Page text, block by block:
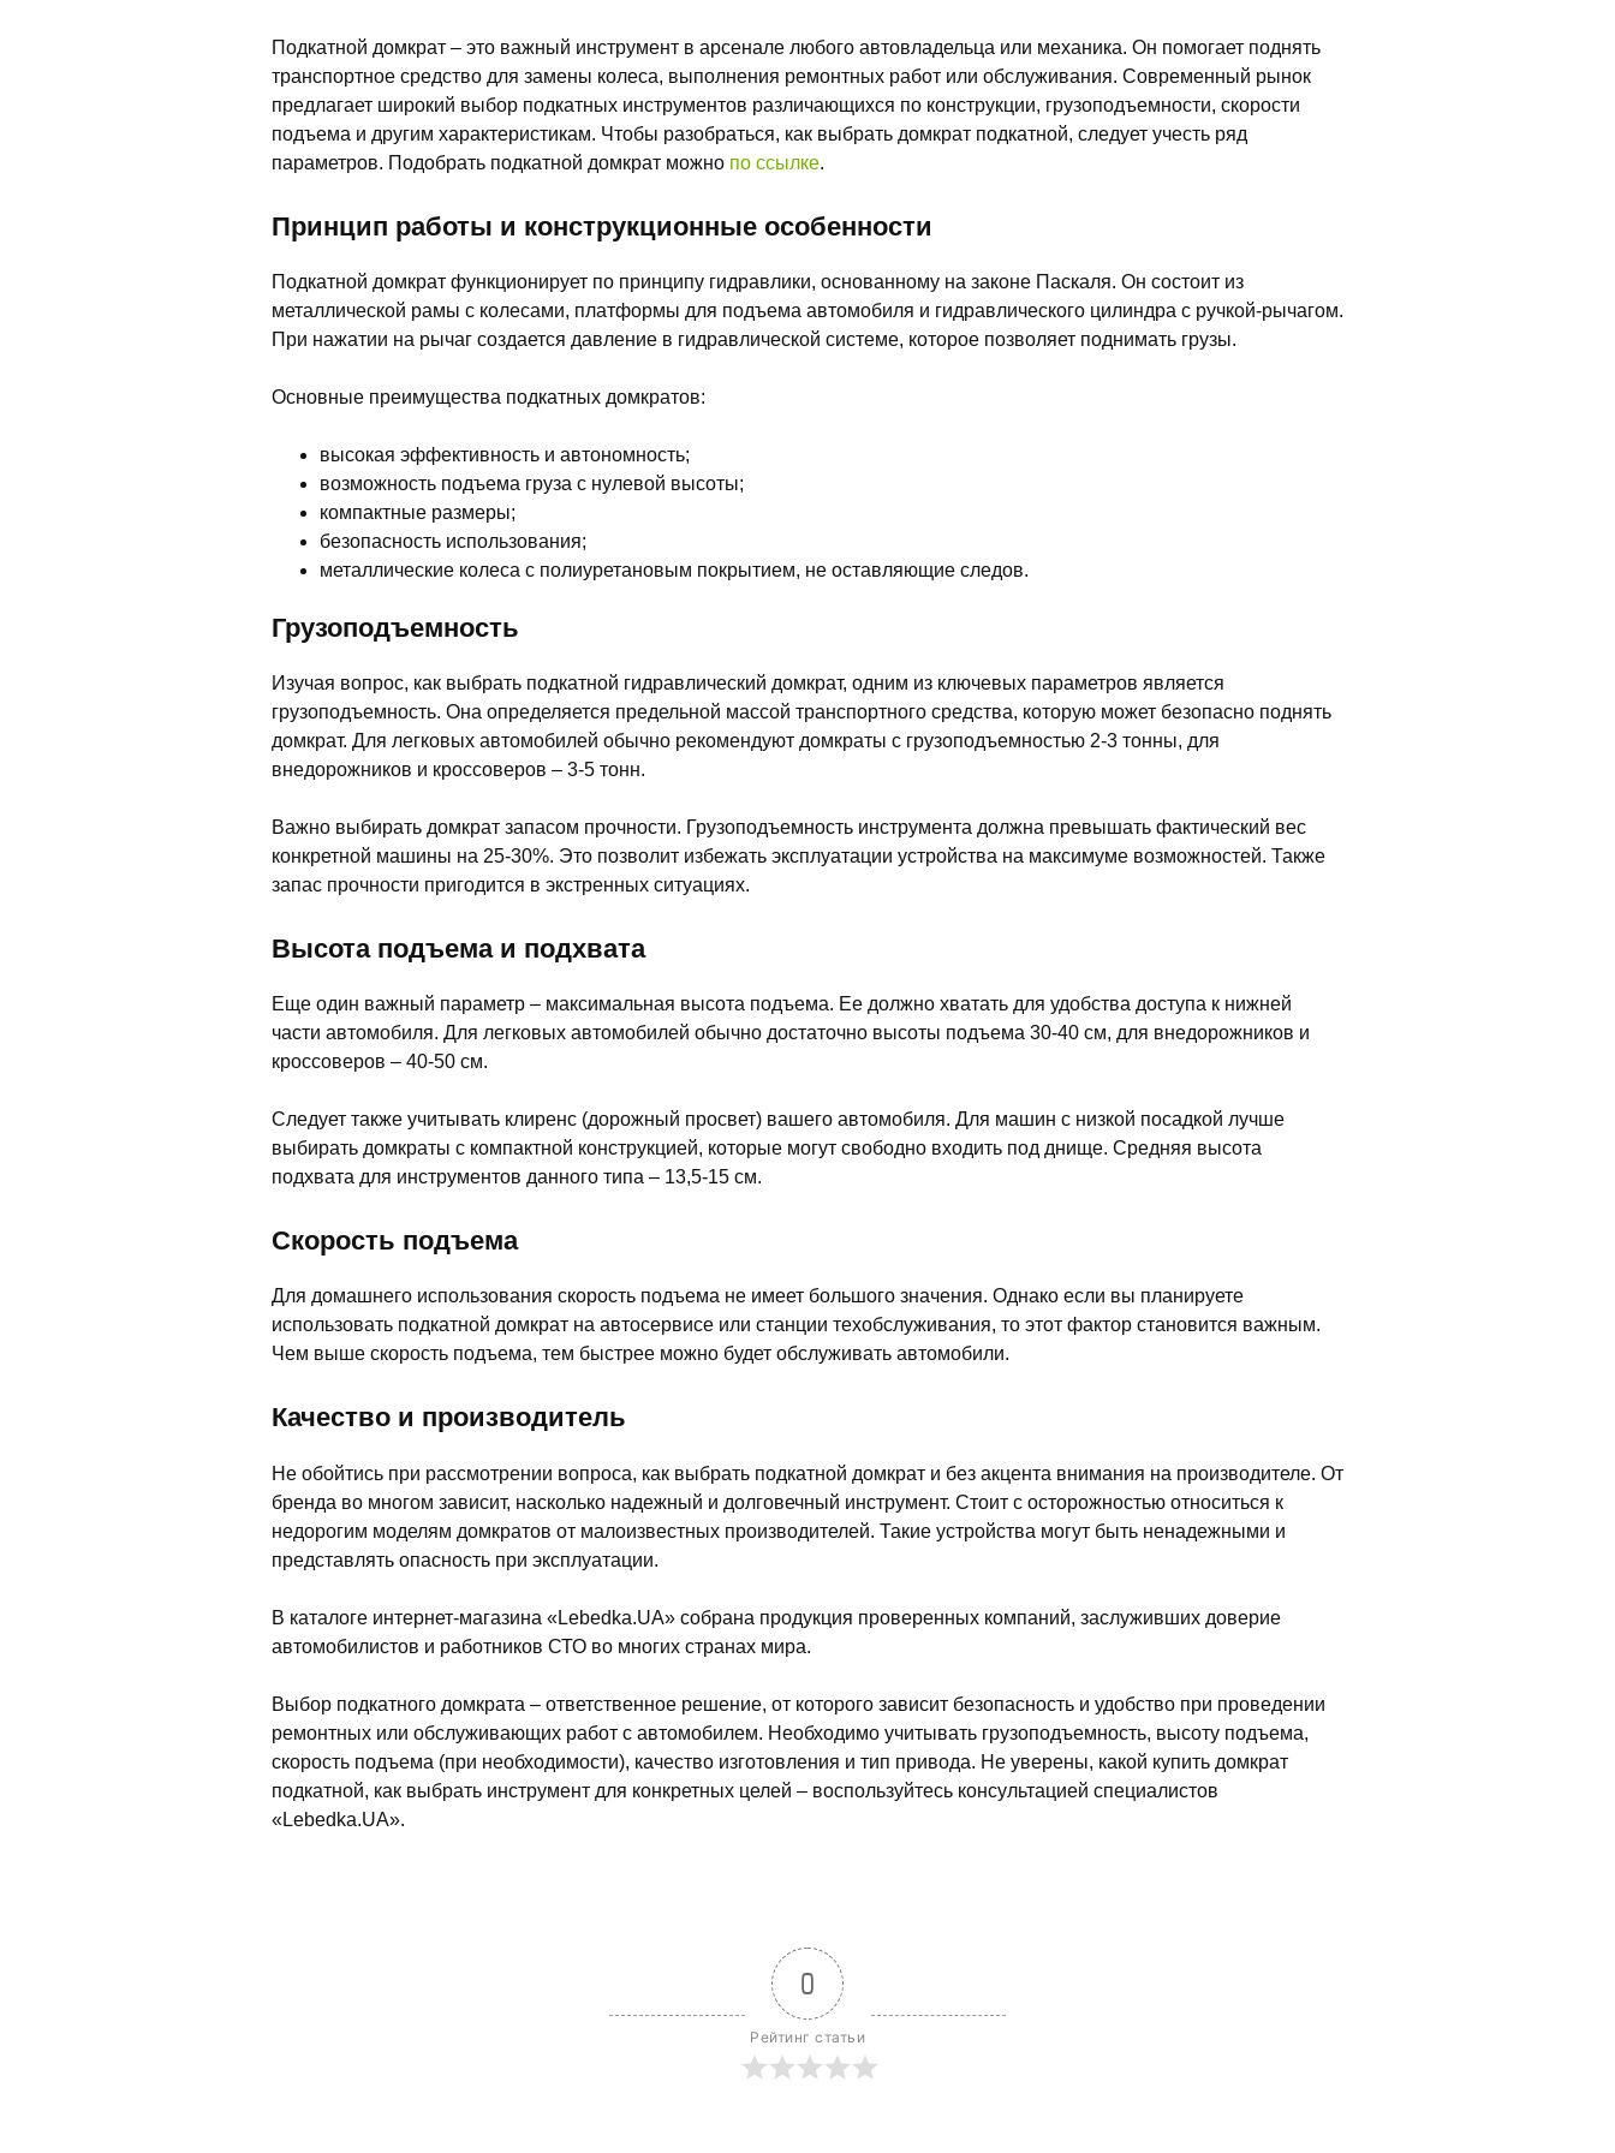
Подкатной домкрат – это важный инструмент в арсенале любого автовладельца или механика. Он помогает поднять
транспортное средство для замены колеса, выполнения ремонтных работ или обслуживания. Современный рынок
предлагает широкий выбор подкатных инструментов различающихся по конструкции, грузоподъемности, скорости
подъема и другим характеристикам. Чтобы разобраться, как выбрать домкрат подкатной, следует учесть ряд
параметров. Подобрать подкатной домкрат можно по ссылке.
Принцип работы и конструкционные особенности
Подкатной домкрат функционирует по принципу гидравлики, основанному на законе Паскаля. Он состоит из
металлической рамы с колесами, платформы для подъема автомобиля и гидравлического цилиндра с ручкой-рычагом.
При нажатии на рычаг создается давление в гидравлической системе, которое позволяет поднимать грузы.
Основные преимущества подкатных домкратов:
высокая эффективность и автономность;
возможность подъема груза с нулевой высоты;
компактные размеры;
безопасность использования;
металлические колеса с полиуретановым покрытием, не оставляющие следов.
Грузоподъемность
Изучая вопрос, как выбрать подкатной гидравлический домкрат, одним из ключевых параметров является
грузоподъемность. Она определяется предельной массой транспортного средства, которую может безопасно поднять
домкрат. Для легковых автомобилей обычно рекомендуют домкраты с грузоподъемностью 2-3 тонны, для
внедорожников и кроссоверов – 3-5 тонн.
Важно выбирать домкрат запасом прочности. Грузоподъемность инструмента должна превышать фактический вес
конкретной машины на 25-30%. Это позволит избежать эксплуатации устройства на максимуме возможностей. Также
запас прочности пригодится в экстренных ситуациях.
Высота подъема и подхвата
Еще один важный параметр – максимальная высота подъема. Ее должно хватать для удобства доступа к нижней
части автомобиля. Для легковых автомобилей обычно достаточно высоты подъема 30-40 см, для внедорожников и
кроссоверов – 40-50 см.
Следует также учитывать клиренс (дорожный просвет) вашего автомобиля. Для машин с низкой посадкой лучше
выбирать домкраты с компактной конструкцией, которые могут свободно входить под днище. Средняя высота
подхвата для инструментов данного типа – 13,5-15 см.
Скорость подъема
Для домашнего использования скорость подъема не имеет большого значения. Однако если вы планируете
использовать подкатной домкрат на автосервисе или станции техобслуживания, то этот фактор становится важным.
Чем выше скорость подъема, тем быстрее можно будет обслуживать автомобили.
Качество и производитель
Не обойтись при рассмотрении вопроса, как выбрать подкатной домкрат и без акцента внимания на производителе. От
бренда во многом зависит, насколько надежный и долговечный инструмент. Стоит с осторожностью относиться к
недорогим моделям домкратов от малоизвестных производителей. Такие устройства могут быть ненадежными и
представлять опасность при эксплуатации.
В каталоге интернет-магазина «Lebedka.UA» собрана продукция проверенных компаний, заслуживших доверие
автомобилистов и работников СТО во многих странах мира.
Выбор подкатного домкрата – ответственное решение, от которого зависит безопасность и удобство при проведении
ремонтных или обслуживающих работ с автомобилем. Необходимо учитывать грузоподъемность, высоту подъема,
скорость подъема (при необходимости), качество изготовления и тип привода. Не уверены, какой купить домкрат
подкатной, как выбрать инструмент для конкретных целей – воспользуйтесь консультацией специалистов
«Lebedka.UA».
0
Рейтинг статьи